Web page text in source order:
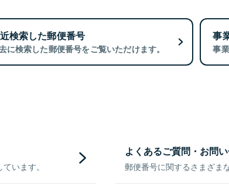
検索した郵便番号
に検索した郵便番号をご覧いただけます。
事
事
います。
よくあるご質問・お問
郵便番号に関するさまざま